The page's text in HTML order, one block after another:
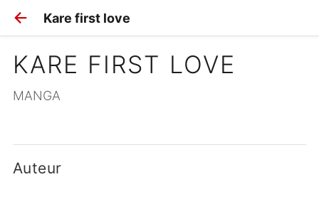
Kare first love
KARE FIRST LOVE
MANGA
Auteur